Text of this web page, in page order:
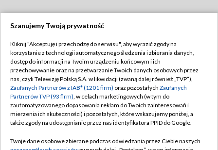
TVP
Abonament TVP
Emisja w TVP
Centrum informacji TVP
Naziemna Telewizja Cyfrowa
Regulamin TVP
Polityka prywatności
Moje zgody
Pomoc
Szanujemy Twoją prywatność
Kliknij "Akceptuję i przechodzę do serwisu", aby wyrazić zgody na
korzystanie z technologii automatycznego śledzenia i zbierania danych,
dostęp do informacji na Twoim urządzeniu końcowym i ich
przechowywanie oraz na przetwarzanie Twoich danych osobowych przez
nas, czyli Telewizję Polską S.A. w likwidacji (zwaną dalej również „TVP”),
Zaufanych Partnerów z IAB* (1201 firm) oraz pozostałych Zaufanych
Partnerów TVP (93 firm), w celach marketingowych (w tym do
zautomatyzowanego dopasowania reklam do Twoich zainteresowań i
mierzenia ich skuteczności) i pozostałych, które wskazujemy poniżej, a
także zgody na udostępnianie przez nas identyfikatora PPID do Google.
Twoje dane osobowe zbierane podczas odwiedzania przez Ciebie naszych